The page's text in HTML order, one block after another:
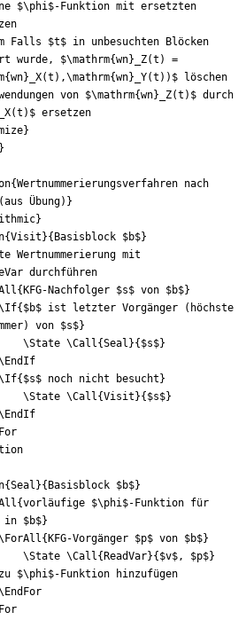
$\phi$-Funktion mit ersetzten
Falls $t$ in unbesuchten Blöcken
wurde, $\mathrm{wn} Z(t )
=
{wn} X(t ) ,\mathrm{wn} Y(t ) ) $ löschen
von $\mathrm{wn} Z(t ) $
X(t ) $
}
}
{Wertnummerierungsverfahren nach
Übung) }
}
{Visit }{ Basisblock $b$}
Wertnummerierung mit
{ KFG-Nachfolger $s$ von $b$}
{ $b$ ist letzter Vorgänger (höchste
von $s$}
\State \Call{Seal }{ $s$}
{ $s$ noch nicht besucht }
\State \Call{Visit }{ $s$}
{Seal }{ Basisblock $b$}
{vorläufige $\phi$-Funktion für
in $b$}
{ KFG-Vorgänger $p$ von $b$}
\State \Call{ ReadVar}{ $v$, $p$}
$\phi$